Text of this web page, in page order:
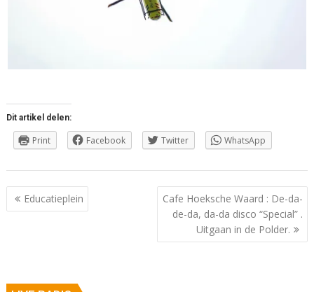
Dit artikel delen:
Print Facebook Twitter WhatsApp
Berichtnavigatie
Educatieplein
Cafe Hoeksche Waard : De-da-
de-da, da-da disco “Special” .
Uitgaan in de Polder.